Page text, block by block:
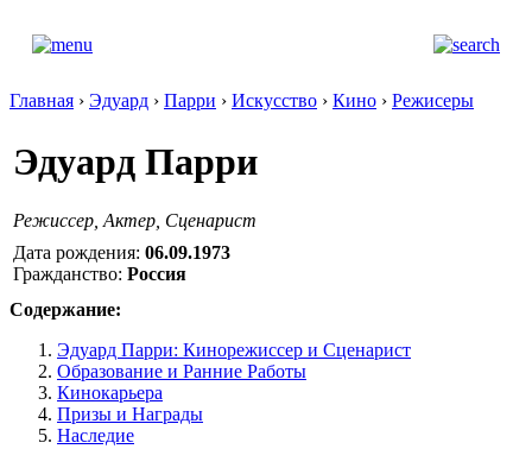
Главная › Эдуард › Парри › Искусство › Кино › Режисеры
Эдуард Парри
Режиcсер, Актер, Сценарист
Дата рождения: 06.09.1973
Гражданство: Россия
Содержание:
Эдуард Парри: Кинорежиссер и Сценарист
Образование и Ранние Работы
Кинокарьера
Призы и Награды
Наследие